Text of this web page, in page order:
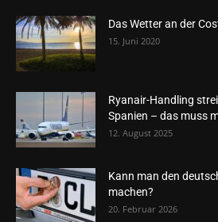
Das Wetter an der
15. Juni 2020
Ryanair-Handling
Spanien – das muss
12. August 2025
Kann man den
machen?
20. Februar 2026